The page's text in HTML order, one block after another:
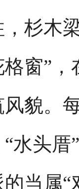
，杉木
格窗”
风貌。
水头厝
的当属“